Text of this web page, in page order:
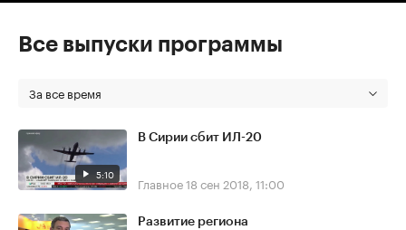
Все выпуски программы
За все время
5:10
В Сирии сбит ИЛ-20
Главное18 сен 2018, 11:00
Развитие региона